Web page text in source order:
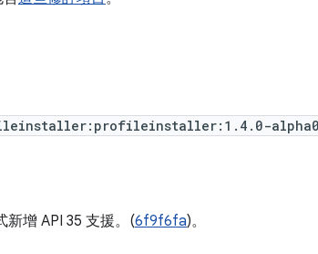
新增 API 35 支援。(6f9f6fa)。